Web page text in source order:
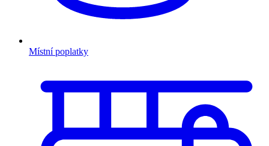
Místní poplatky